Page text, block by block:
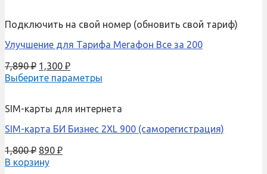
Подключить на свой номер (обновить свой тариф)
Улучшение для Тарифа Мегафон Все за 200
7,890₽ 1,300 ₽
Выберите параметры
SIM-карты для интернета
SIM-карта БИ Бизнес 2XL 900 (саморегистрация)
1,800₽ 890 ₽
В корзину